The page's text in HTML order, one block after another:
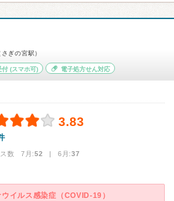
ぎの宮駅）
付(スマホ可) 電子処方せん対応
3.83
ス数 7月:52 | 6月:37
イルス感染症（COVID-19）